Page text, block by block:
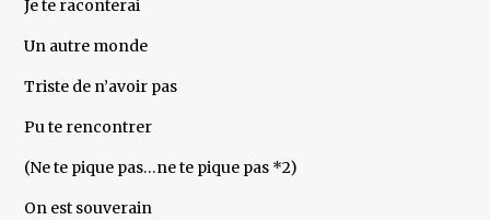
Je te raconterai
Un autre monde
Triste de n’avoir pas
Pu te rencontrer
(Ne te pique pas…ne te pique pas *2)
On est souverain